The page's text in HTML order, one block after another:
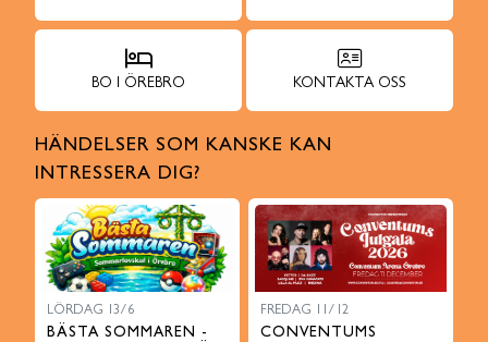
BO I ÖREBRO KONTAKTA OSS
HÄNDELSER SOM KANSKE KAN
INTRESSERA DIG?
LÖRDAG 13/6
BÄSTA SOMMAREN -
FREDAG 11/12
CONVENTUMS